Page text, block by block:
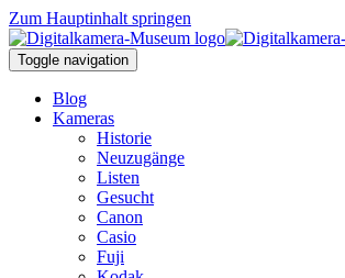
Zum Hauptinhalt springen
Toggle navigation
Blog
Kameras
Historie
Neuzugänge
Listen
Gesucht
Canon
Casio
Fuji